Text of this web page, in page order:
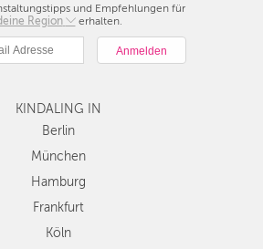
KÖLN
DÜSSELDORF
HANNOVER
DRESDEN
und Empfehlungen für
Region
Berlin
Hamburg
Köln
Düsseldorf
Stuttgart
Essen
Dresden
erhalten.
KINDALING IN
Berlin
München
Hamburg
Frankfurt
Köln